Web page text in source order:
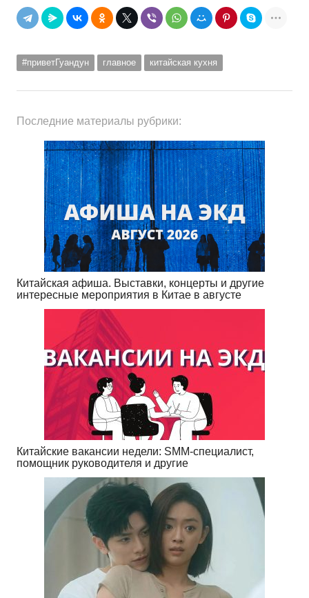
#приветГуандун главное китайская кухня
Последние материалы рубрики:
Китайская афиша. Выставки, концерты и другие
интересные мероприятия в Китае в августе
Китайские вакансии недели: SMM-специалист,
помощник руководителя и другие